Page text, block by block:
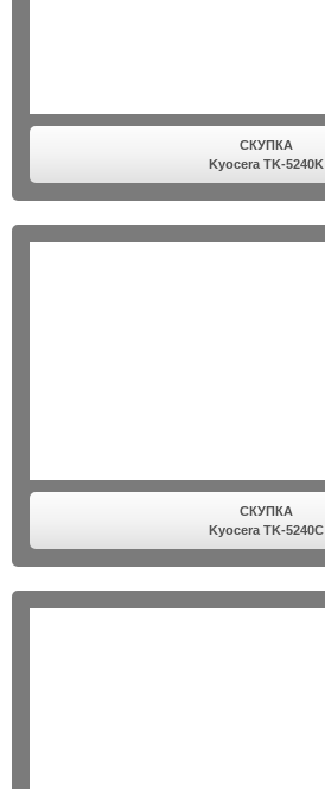
СКУПКА
Kyocera TK-5240K
СКУПКА
Kyocera TK-5240C